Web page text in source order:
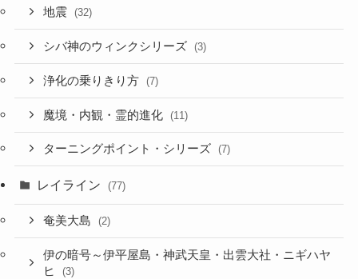
地震 (32)
シバ神のウィンクシリーズ (3)
浄化の乗りきり方 (7)
魔境・内観・霊的進化 (11)
ターニングポイント・シリーズ (7)
レイライン (77)
奄美大島 (2)
伊の暗号～伊平屋島・神武天皇・出雲大社・ニギハヤ
ヒ
(3)